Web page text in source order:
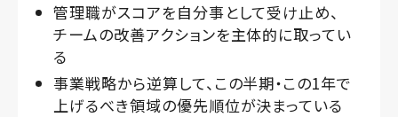
管理職がスコアを自分事として受け止め、
チームの改善アクションを主体的に取ってい
る
事業戦略から逆算して、この半期・この1年で
上げるべき領域の優先順位が決まっている